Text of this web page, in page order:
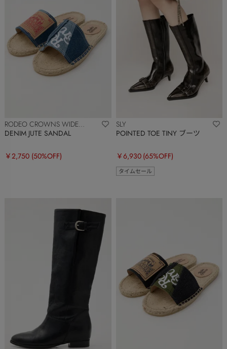
RODEO CROWNS WIDE
BOWL
DENIM JUTE SANDAL
￥2,750 (50%OFF)
SLY
POINTED TOE TINY ブーツ
￥6,930 (65%OFF)
タイムセール